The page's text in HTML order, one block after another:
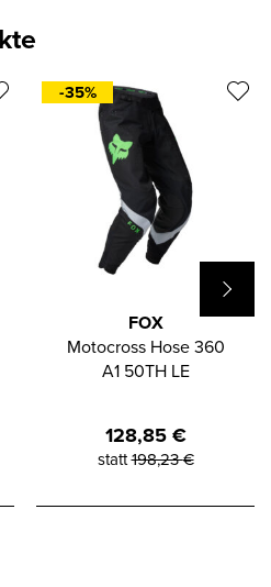
-35%
FOX
Motocross Hose 360
A1 50TH LE
128,85€
statt198,23€